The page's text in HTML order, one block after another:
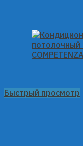
Быстрый просмотр